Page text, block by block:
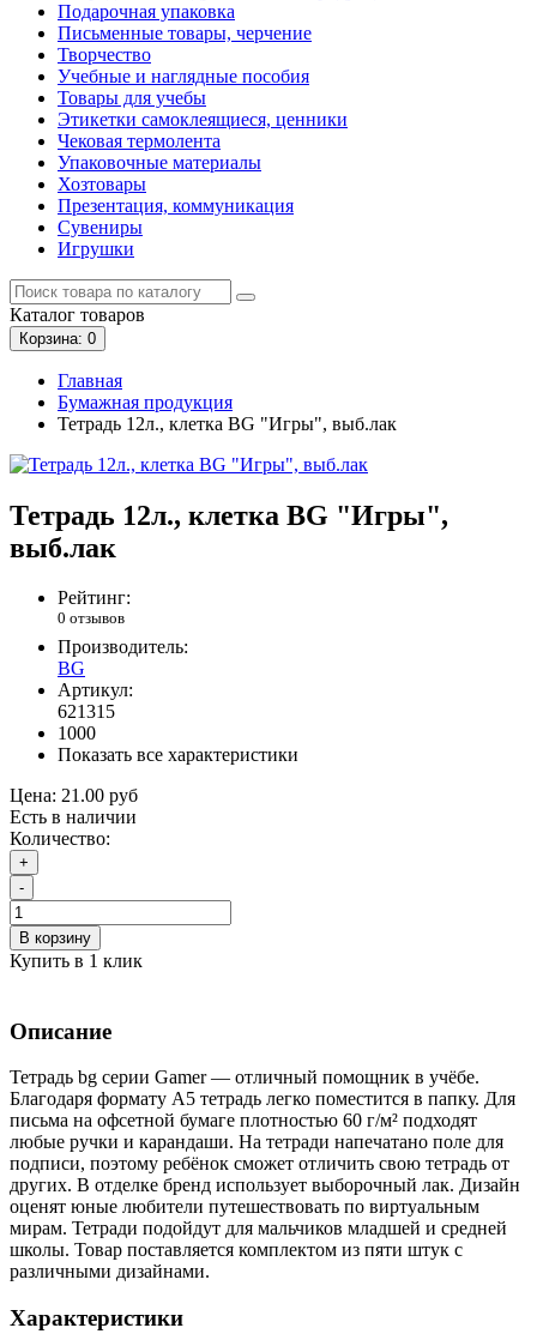
Подарочная упаковка
Письменные товары, черчение
Творчество
Учебные и наглядные пособия
Товары для учебы
Этикетки самоклеящиеся, ценники
Чековая термолента
Упаковочные материалы
Хозтовары
Презентация, коммуникация
Сувениры
Игрушки
Каталог товаров
Корзина: 0
Главная
Бумажная продукция
Тетрадь 12л., клетка BG "Игры", выб.лак
Тетрадь 12л., клетка BG "Игры",
выб.лак
Рейтинг:
0 отзывов
Производитель:
BG
Артикул:
621315
1000
Показать все характеристики
Цена: 21.00 руб
Есть в наличии
Количество:
+
-
В корзину
Купить в 1 клик
Описание
Тетрадь bg серии Gamer — отличный помощник в учёбе.
Благодаря формату А5 тетрадь легко поместится в папку. Для
письма на офсетной бумаге плотностью 60 г/м² подходят
любые ручки и карандаши. На тетради напечатано поле для
подписи, поэтому ребёнок сможет отличить свою тетрадь от
других. В отделке бренд использует выборочный лак. Дизайн
оценят юные любители путешествовать по виртуальным
мирам. Тетради подойдут для мальчиков младшей и средней
школы. Товар поставляется комплектом из пяти штук с
различными дизайнами.
Характеристики